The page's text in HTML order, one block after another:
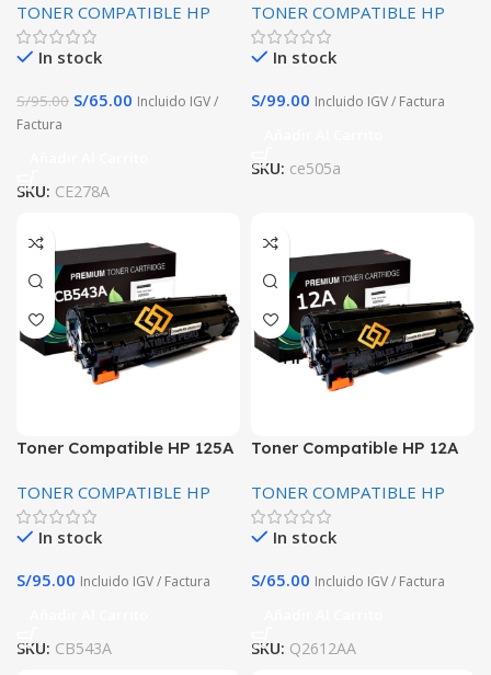
HP LaserJet P1566, P1606,
M1536
TONER COMPATIBLE HP
In stock
S/95.00 S/65.00 Incluido IGV /
Factura
SKU: CE278A
alta calidad
TONER COMPATIBLE HP
In stock
S/99.00 Incluido IGV / Factura
SKU: ce505a
Toner Compatible HP 125A
Paginas Premium
TONER COMPATIBLE HP
In stock
S/95.00 Incluido IGV / Factura
SKU: CB543A
Toner Compatible HP 12A
para HP 1020
TONER COMPATIBLE HP
In stock
S/65.00 Incluido IGV / Factura
SKU: Q2612AA